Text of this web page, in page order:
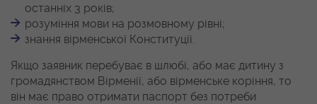
останніх 3 років;
розуміння мови на розмовному рівні;
знання вірменської Конституції.
Якщо заявник перебуває в шлюбі, або має дитину з
громадянством Вірменії, або вірменське коріння, то
він має право отримати паспорт без потреби